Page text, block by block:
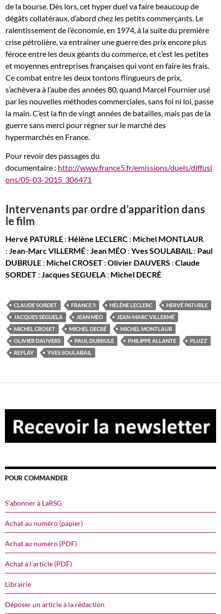
de la bourse. Dès lors, cet hyper duel va faire beaucoup de
dégâts collatéraux, d’abord chez les petits commerçants. Le
ralentissement de l’économie, en 1974, à la suite du première
crise pétrolière, va entraîner une guerre des prix encore plus
féroce entre les deux géants du commerce, et c’est les petites
et moyennes entreprises françaises qui vont en faire les frais.
Ce combat entre les deux tontons flingueurs de prix,
s’achèvera à l’aube des années 80, quand Marcel Fournier usé
par les nouvelles méthodes commerciales, sans foi ni loi, passe
la main. C’est la fin de vingt années de batailles, mais pas de la
guerre sans merci pour régner sur le marché des
hypermarchés en France.
Pour revoir des passages du
documentaire : http://www.france5.fr/emissions/duels/diffusi
ons/05-03-2015_306471
Intervenants par ordre d’apparition dans
le film
Hervé PATURLE : Hélène LECLERC : Michel MONTLAUR
:Jean-Marc VILLERMÉ :Jean MÉO :Yves SOULABAIL : Paul
DUBRULE : Michel CROSET :Olivier DAUVERS :Claude
SORDET :Jacques SEGUELA : Michel DECRÉ
CLAUDE SORDET FRANCE 5 HÉLÈNE LECLERC
HERVÉ PATURLE
JACQUES SEGUELA
JEAN MÉO
JEAN-MARC VILLERMÉ
MICHEL CROSET
MICHEL DECRÉ
MICHEL MONTLAUR
OLIVIER DAUVERS
PAUL DUBRULE PHILIPPE ALLANTE
PLUZZ
REPLAY
YVES SOULABAIL
POUR COMMANDER
S’abonner à LaRSG
Achat au numéro (papier)
Achat au numéro (PDF)
Achat à l’article (PDF)
Librairie
Déposer un article à la rédaction